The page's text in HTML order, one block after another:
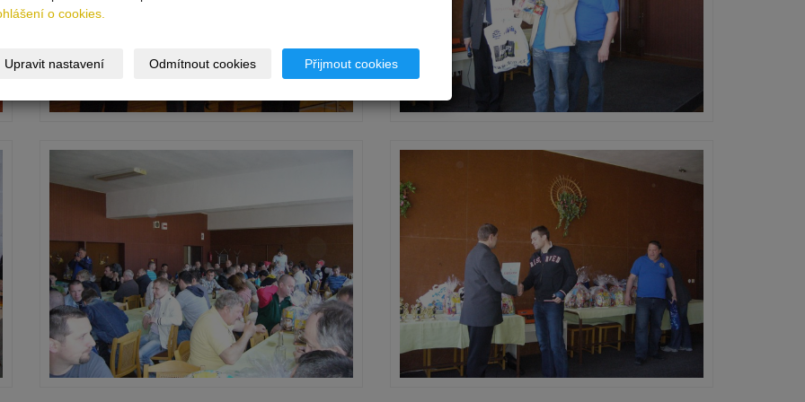
o cookies.
Upravit nastavení Odmítnout cookies Přijmout cookies